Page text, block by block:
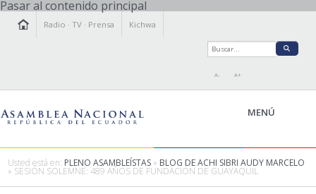
Pasar al contenido principal
Radio ·TV · Prensa Kichwa
A- A+
MENÚ
Usted está en: PLENO ASAMBLEÍSTAS » BLOG DE ACHI SIBRI AUDY MARCELO
» SESIÓN SOLEMNE: 489 AÑOS DE FUNDACIÓN DE GUAYAQUIL